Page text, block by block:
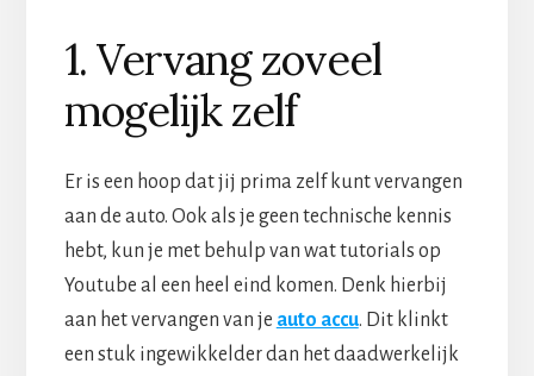
1. Vervang zoveel
mogelijk zelf
Er is een hoop dat jij prima zelf kunt vervangen
aan de auto. Ook als je geen technische kennis
hebt, kun je met behulp van wat tutorials op
Youtube al een heel eind komen. Denk hierbij
aan het vervangen van je auto accu. Dit klinkt
een stuk ingewikkelder dan het daadwerkelijk